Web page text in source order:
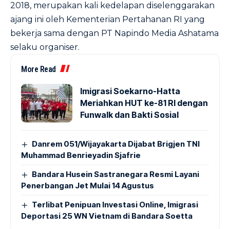
2018, merupakan kali kedelapan diselenggarakan
ajang ini oleh Kementerian Pertahanan RI yang
bekerja sama dengan PT Napindo Media Ashatama
selaku organiser.
More Read
Imigrasi Soekarno-Hatta
Meriahkan HUT ke-81 RI dengan
Funwalk dan Bakti Sosial
Danrem 051/Wijayakarta Dijabat Brigjen TNI
Muhammad Benrieyadin Sjafrie
Bandara Husein Sastranegara Resmi Layani
Penerbangan Jet Mulai 14 Agustus
Terlibat Penipuan Investasi Online, Imigrasi
Deportasi 25 WN Vietnam di Bandara Soetta